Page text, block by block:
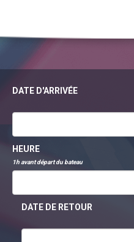
DATE D'ARRIVÉE
HEURE
1h avant départ du bateau
DATE DE RETOUR